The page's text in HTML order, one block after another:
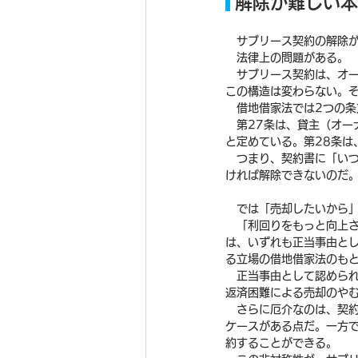
サブリース契約の解除
法律上の問題がある。
サブリース契約は、オ
この構造は変わらない。
借地借家法では2つの条
第27条は、貸主（オー
と定めている。第28条は
つまり、契約書に「い
ければ解除できないのだ
では「売却したいから
「利回りをもっと向上
は、いずれも正当事由と
る立場の借地借家法のも
正当事由として認めら
返済困難による売却のや
さらに厄介なのは、契
ケースがある点だ。一方
約することができる。